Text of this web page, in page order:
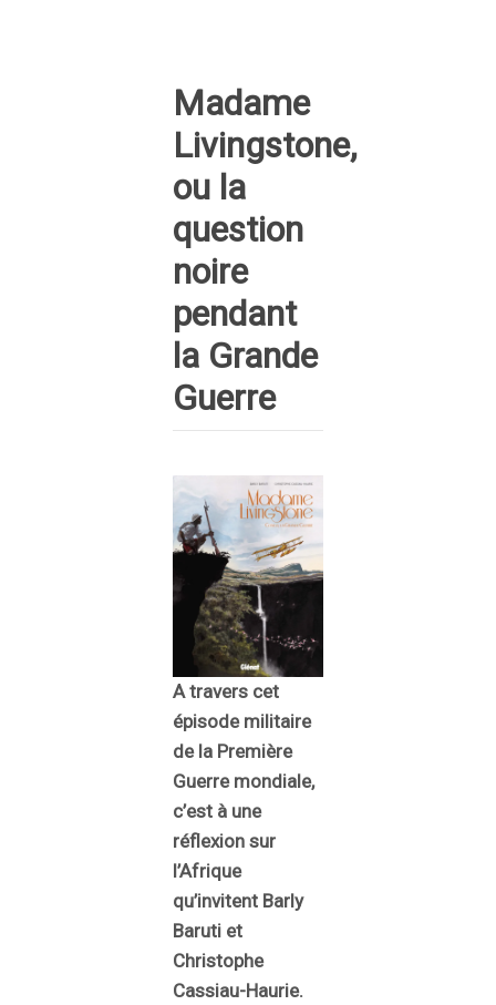
Madame
Livingstone,
ou la
question
noire
pendant
la Grande
Guerre
A travers cet
épisode militaire
de la Première
Guerre mondiale,
c’est à une
réflexion sur
l’Afrique
qu’invitent Barly
Baruti et
Christophe
Cassiau-Haurie.